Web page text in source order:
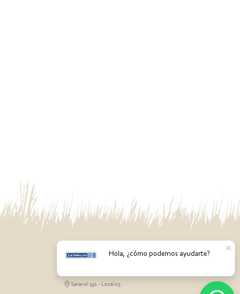
Sarandí 351 - Local 03
Hola, ¿cómo podemos ayudarte?